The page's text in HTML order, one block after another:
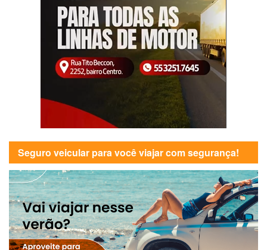
Seguro veicular para você viajar com segurança!